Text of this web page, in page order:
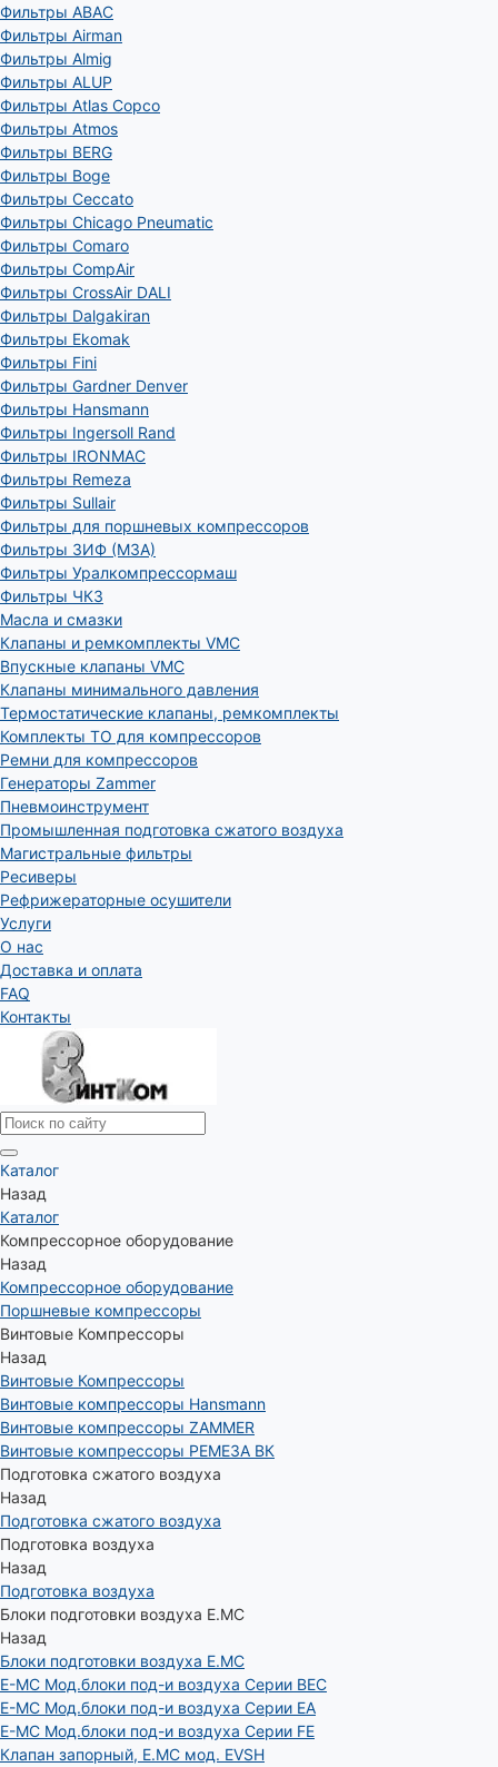
Фильтры ABAC
Фильтры Airman
Фильтры Almig
Фильтры ALUP
Фильтры Atlas Copco
Фильтры Atmos
Фильтры BERG
Фильтры Boge
Фильтры Ceccato
Фильтры Chicago Pneumatic
Фильтры Comaro
Фильтры CompAir
Фильтры CrossAir DALI
Фильтры Dalgakiran
Фильтры Ekomak
Фильтры Fini
Фильтры Gardner Denver
Фильтры Hansmann
Фильтры Ingersoll Rand
Фильтры IRONMAC
Фильтры Remeza
Фильтры Sullair
Фильтры для поршневых компрессоров
Фильтры ЗИФ (МЗА)
Фильтры Уралкомпрессормаш
Фильтры ЧКЗ
Масла и смазки
Клапаны и ремкомплекты VMC
Впускные клапаны VMC
Клапаны минимального давления
Термостатические клапаны, ремкомплекты
Комплекты ТО для компрессоров
Ремни для компрессоров
Генераторы Zammer
Пневмоинструмент
Промышленная подготовка сжатого воздуха
Магистральные фильтры
Ресиверы
Рефрижераторные осушители
Услуги
О нас
Доставка и оплата
FAQ
Контакты
Каталог
Назад
Каталог
Компрессорное оборудование
Назад
Компрессорное оборудование
Поршневые компрессоры
Винтовые Компрессоры
Назад
Винтовые Компрессоры
Винтовые компрессоры Hansmann
Винтовые компрессоры ZAMMER
Винтовые компрессоры РЕМЕЗА ВК
Подготовка сжатого воздуха
Назад
Подготовка сжатого воздуха
Подготовка воздуха
Назад
Подготовка воздуха
Блоки подготовки воздуха E.MC
Назад
Блоки подготовки воздуха E.MC
E-MC Мод.блоки под-и воздуха Серии BEC
E-MC Мод.блоки под-и воздуха Серии EA
E-MC Мод.блоки под-и воздуха Серии FE
Клапан запорный, E.MC мод. EVSH